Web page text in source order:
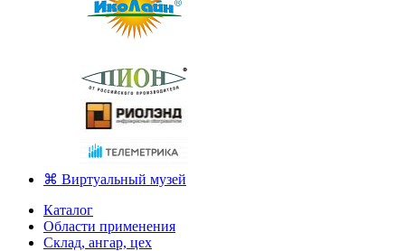
⌘ Виртуальный музей
Каталог
Области применения
Склад, ангар, цех